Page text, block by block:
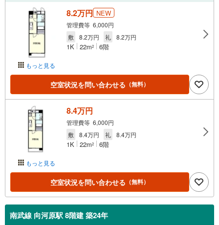
もっと見る
8.2万円 NEW
管理費等 6,000円
敷
8.2万円 礼 8.2万円
1K 22m2 6階
空室状況を問い合わせる （無料）
もっと見る
8.4万円
管理費等 6,000円
敷
8.4万円 礼 8.4万円
1K 22m2 6階
空室状況を問い合わせる （無料）
南武線 向河原駅 8階建 築24年